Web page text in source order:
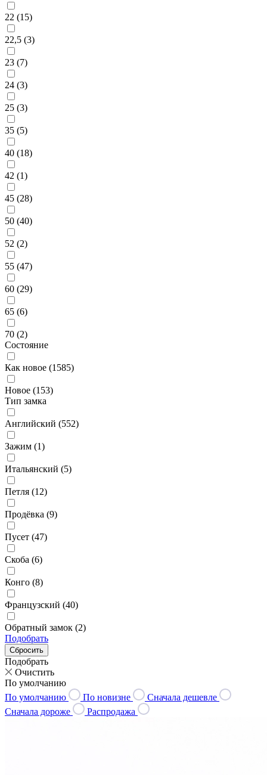
22 (15)
22,5 (3)
23 (7)
24 (3)
25 (3)
35 (5)
40 (18)
42 (1)
45 (28)
50 (40)
52 (2)
55 (47)
60 (29)
65 (6)
70 (2)
Состояние
Как новое (1585)
Новое (153)
Тип замка
Английский (552)
Зажим (1)
Итальянский (5)
Петля (12)
Продёвка (9)
Пусет (47)
Скоба (6)
Конго (8)
Французский (40)
Обратный замок (2)
Подобрать
Подобрать
Очистить
По умолчанию
По умолчанию
По новизне
Сначала дешевле
Сначала дороже
Распродажа